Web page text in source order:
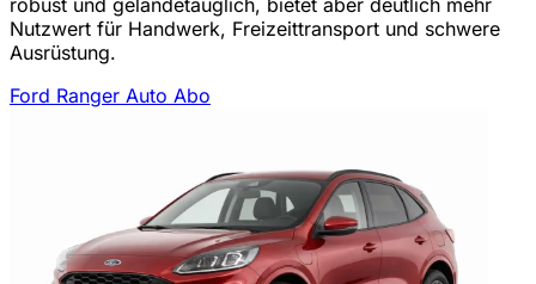
Nutzwert für Handwerk, Freizeittransport und schwere
Ausrüstung.
Ford Ranger Auto Abo